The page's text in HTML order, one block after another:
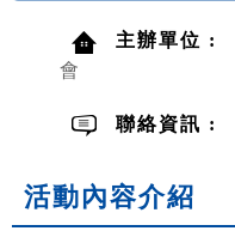
主辦單位 :
會
聯絡資訊 :
活動內容介紹